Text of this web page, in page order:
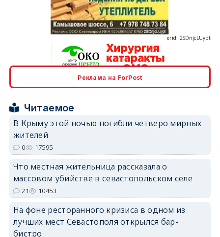
erid: 2SDnjdPjgYS
erid: 2SDnjdvhGXG
Реклама на ForPost
Читаемое
В Крыму этой ночью погибли четверо мирных
жителей
0 17595
Что местная жительница рассказала о
массовом убийстве в севастопольском селе
21 10453
На фоне ресторанного кризиса в одном из
лучших мест Севастополя открылся бар-
бистро